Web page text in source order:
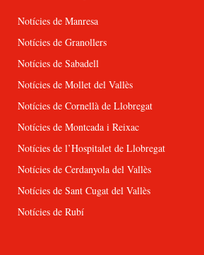
Notícies de Manresa
Notícies de Granollers
Notícies de Sabadell
Notícies de Mollet del Vallès
Notícies de Cornellà de Llobregat
Notícies de Montcada i Reixac
Notícies de l’Hospitalet de Llobregat
Notícies de Cerdanyola del Vallès
Notícies de Sant Cugat del Vallès
Notícies de Rubí